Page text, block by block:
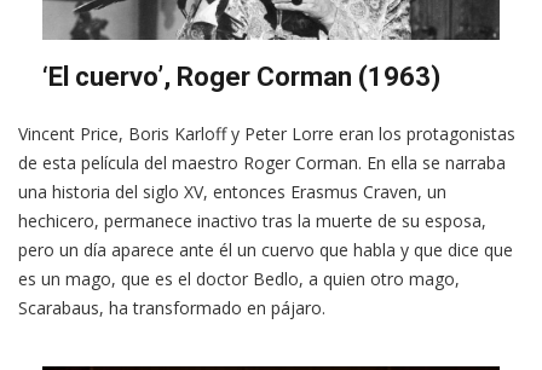
‘El cuervo’, Roger Corman (1963)
Vincent Price, Boris Karloff y Peter Lorre eran los protagonistas
de esta película del maestro Roger Corman. En ella se narraba
una historia del siglo XV, entonces Erasmus Craven, un
hechicero, permanece inactivo tras la muerte de su esposa,
pero un día aparece ante él un cuervo que habla y que dice que
es un mago, que es el doctor Bedlo, a quien otro mago,
Scarabaus, ha transformado en pájaro.